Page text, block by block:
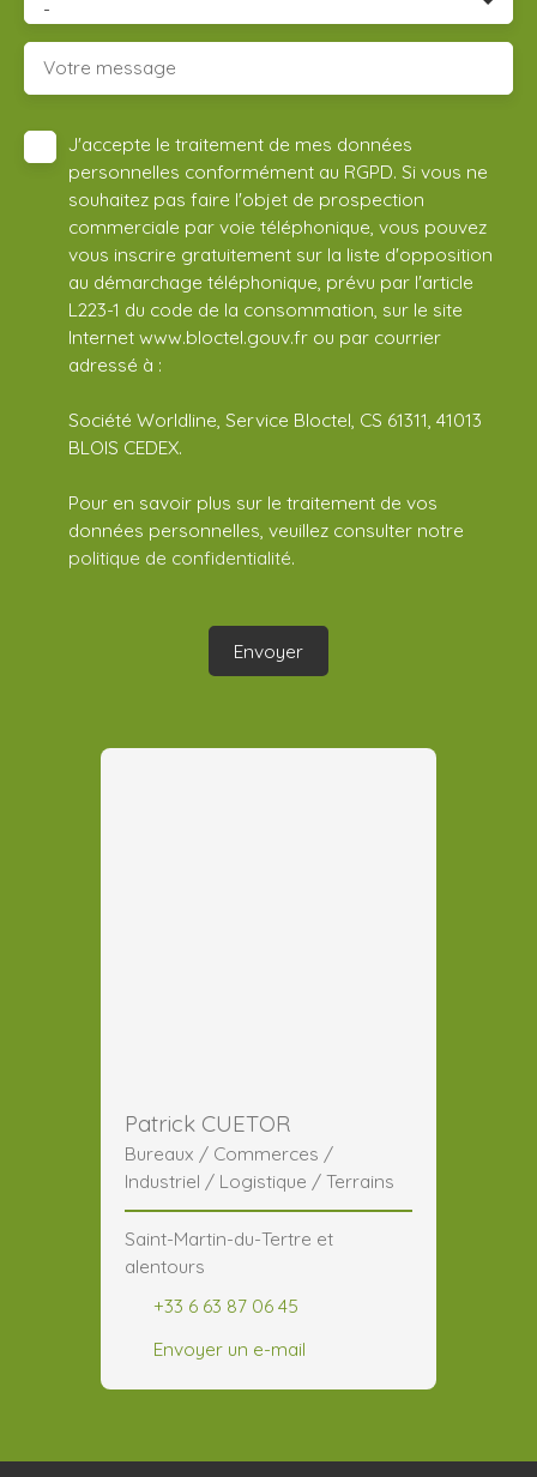
-
Votre message
J'accepte le traitement de mes données
personnelles conformément au RGPD. Si vous ne
souhaitez pas faire l'objet de prospection
commerciale par voie téléphonique, vous pouvez
vous inscrire gratuitement sur la liste d'opposition
au démarchage téléphonique, prévu par l'article
L223-1 du code de la consommation, sur le site
Internet www.bloctel.gouv.fr ou par courrier
adressé à :
Société Worldline, Service Bloctel, CS 61311, 41013
BLOIS CEDEX.
Pour en savoir plus sur le traitement de vos
données personnelles, veuillez consulter notre
politique de confidentialité.
Envoyer
Patrick CUETOR
Bureaux / Commerces /
Industriel / Logistique / Terrains
Saint-Martin-du-Tertre et
alentours
+33 6 63 87 06 45
Envoyer un e-mail